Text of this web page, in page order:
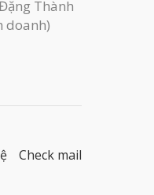
Thành
doanh)
Check mail